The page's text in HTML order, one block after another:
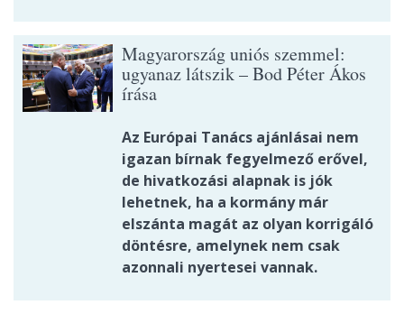
Magyarország uniós szemmel:
ugyanaz látszik – Bod Péter Ákos
írása
Az Európai Tanács ajánlásai nem
igazan bírnak fegyelmező erővel,
de hivatkozási alapnak is jók
lehetnek, ha a kormány már
elszánta magát az olyan korrigáló
döntésre, amelynek nem csak
azonnali nyertesei vannak.